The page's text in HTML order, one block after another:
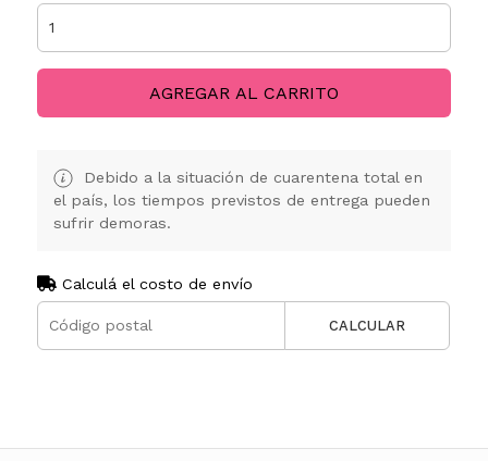
AGREGAR AL CARRITO
Debido a la situación de cuarentena total en
el país, los tiempos previstos de entrega pueden
sufrir demoras.
Calculá el costo de envío
CALCULAR